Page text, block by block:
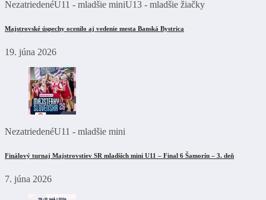
NezatriedenéU11 - mladšie miniU13 - mladšie žiačky
Majstrovské úspechy ocenilo aj vedenie mesta Banská Bystrica
19. júna 2026
NezatriedenéU11 - mladšie mini
Finálový turnaj Majstrovstiev SR mladších mini U11 – Final 6 Šamorín – 3. deň
7. júna 2026